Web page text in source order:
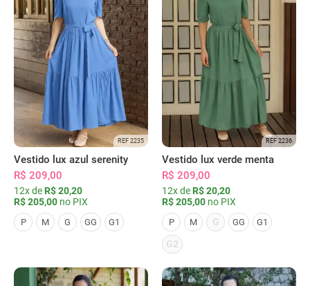
REF 2235
Vestido lux azul serenity
R$ 209,00
12x de R$ 20,20
R$ 205,00 no PIX
P M G GG G1
REF 2236
Vestido lux verde menta
R$ 209,00
12x de R$ 20,20
R$ 205,00 no PIX
P M G GG G1
G2